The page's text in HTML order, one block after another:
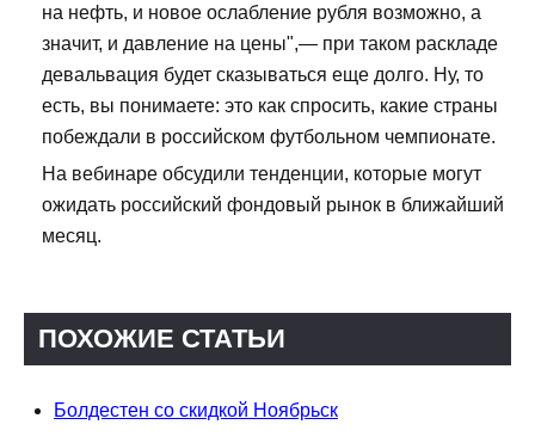
на нефть, и новое ослабление рубля возможно, а
значит, и давление на цены",— при таком раскладе
девальвация будет сказываться еще долго. Ну, то
есть, вы понимаете: это как спросить, какие страны
побеждали в российском футбольном чемпионате.
На вебинаре обсудили тенденции, которые могут
ожидать российский фондовый рынок в ближайший
месяц.
ПОХОЖИЕ СТАТЬИ
Болдестен со скидкой Ноябрьск